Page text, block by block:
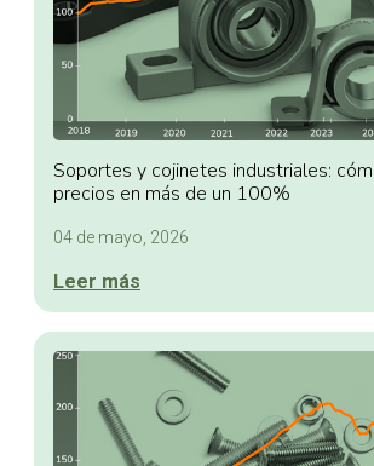
Soportes y cojinetes industriales:
precios en más de un 100%
04 de mayo, 2026
Leer más